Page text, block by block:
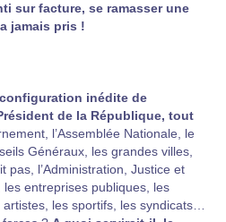
sur facture, se ramasser une
jamais pris !
inédite de
de la République, tout
l’Assemblée Nationale, le
Généraux, les grandes villes,
pas, l’Administration, Justice et
entreprises publiques, les
les sportifs, les syndicats…